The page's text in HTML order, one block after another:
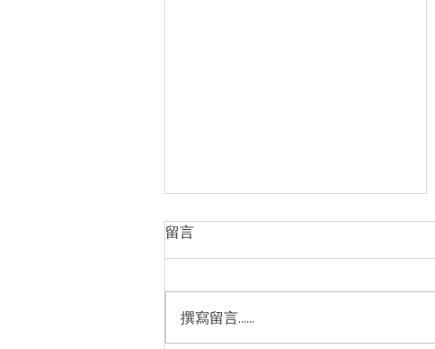
留言
撰寫留言......